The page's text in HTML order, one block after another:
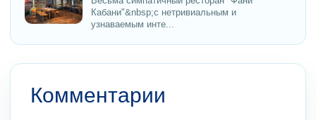
Кабани"&nbsp;с нетривиальным и
узнаваемым инте...
Комментарии